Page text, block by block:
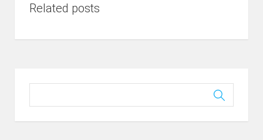
Related posts